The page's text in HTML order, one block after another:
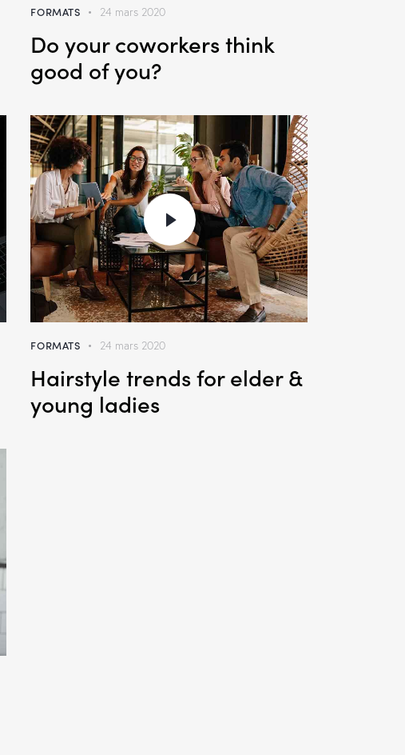
FORMATS 24 mars 2020
Do your coworkers think
good of you?
FORMATS 24 mars 2020
Hairstyle trends for elder &
young ladies